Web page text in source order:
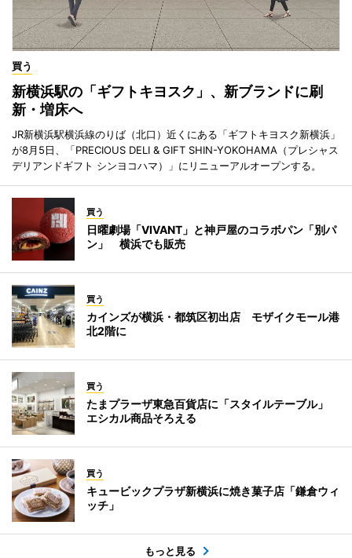
買う
新横浜駅の「ギフトキヨスク」、新ブランドに刷
新・増床へ
JR新横浜駅横浜線のりば（北口）近くにある「ギフトキヨスク新横浜」
が8月5日、「PRECIOUS DELI & GIFT SHIN-YOKOHAMA（プレシャス
デリアンドギフト シンヨコハマ）」にリニューアルオープンする。
買う
日曜劇場「VIVANT」と神戸屋のコラボパン「別パ
ン」 横浜でも販売
買う
カインズが横浜・都筑区初出店 モザイクモール港
北2階に
買う
たまプラーザ東急百貨店に「スタイルテーブル」
エシカル商品そろえる
買う
キュービックプラザ新横浜に焼き菓子店「鎌倉ウィ
ッチ」
もっと見る